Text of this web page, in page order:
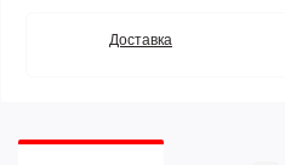
Доставка